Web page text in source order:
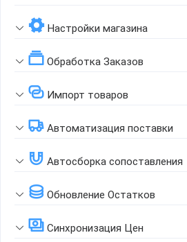
Настройки магазина
Обработка Заказов
Импорт товаров
Автоматизация поставки
Автосборка сопоставления
Обновление Остатков
Синхронизация Цен